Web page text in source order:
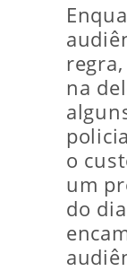
na
o
um
do